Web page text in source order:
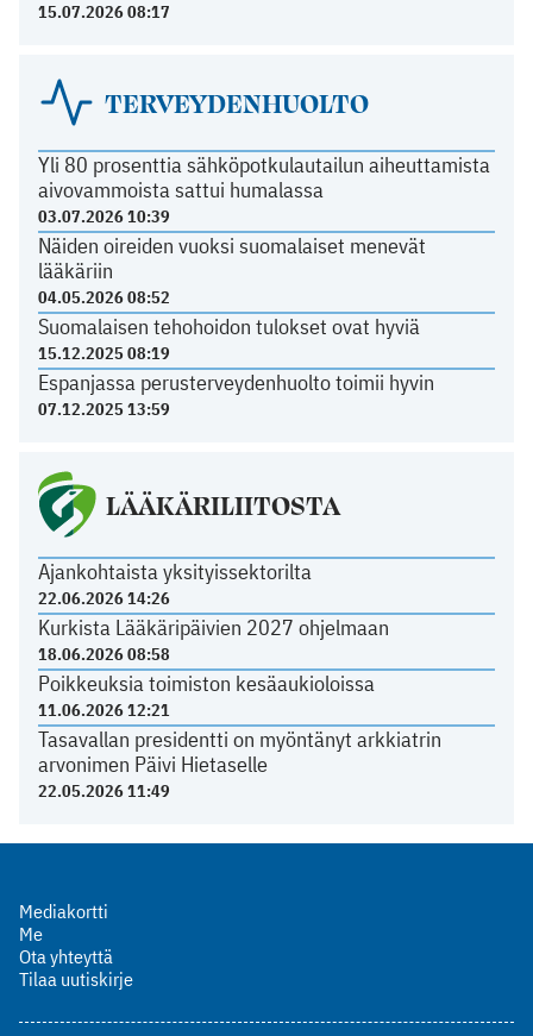
15.07.2026 08:17
TERVEYDENHUOLTO
Yli 80 prosenttia sähköpotkulautailun aiheuttamista
aivovammoista sattui humalassa
03.07.2026 10:39
Näiden oireiden vuoksi suomalaiset menevät
lääkäriin
04.05.2026 08:52
Suomalaisen tehohoidon tulokset ovat hyviä
15.12.2025 08:19
Espanjassa perusterveydenhuolto toimii hyvin
07.12.2025 13:59
LÄÄKÄRILIITOSTA
Ajankohtaista yksityissektorilta
22.06.2026 14:26
Kurkista Lääkäripäivien 2027 ohjelmaan
18.06.2026 08:58
Poikkeuksia toimiston kesäaukioloissa
11.06.2026 12:21
Tasavallan presidentti on myöntänyt arkkiatrin
arvonimen Päivi Hietaselle
22.05.2026 11:49
Mediakortti
Me
Ota yhteyttä
Tilaa uutiskirje